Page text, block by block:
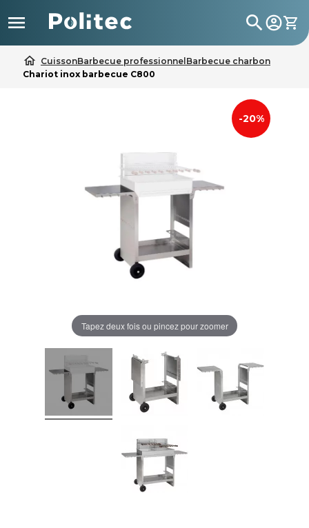
 search
home CuissonBarbecue professionnel Barbecue charbon
Chariot inox barbecue C800
-20%
Tapez deux fois ou pincez pour zoomer